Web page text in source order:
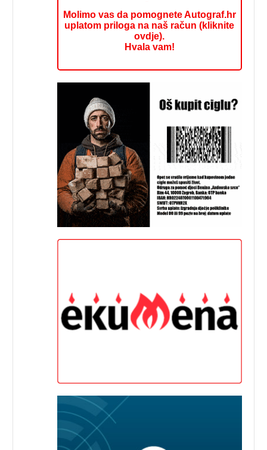
Molimo vas da pomognete Autograf.hr
uplatom priloga na naš račun (kliknite
ovdje).
Hvala vam!